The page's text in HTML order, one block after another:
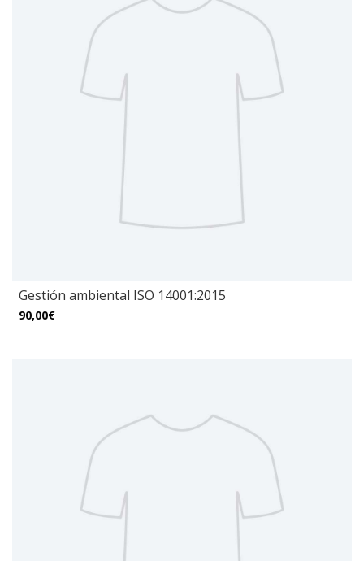
Gestión ambiental ISO 14001:2015
90,00€